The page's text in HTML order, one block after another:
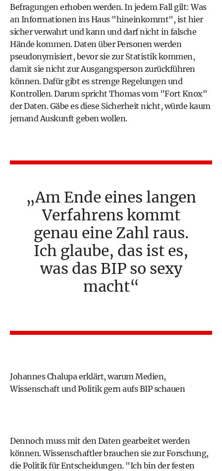
Befragungen erhoben werden. In jedem Fall gilt: Was
an Informationen ins Haus "hineinkommt", ist hier
sicher verwahrt und kann und darf nicht in falsche
Hände kommen. Daten über Personen werden
pseudonymisiert, bevor sie zur Statistik kommen,
damit sie nicht zur Ausgangsperson zurückführen
können. Dafür gibt es strenge Regelungen und
Kontrollen. Darum spricht Thomas vom "Fort Knox"
der Daten. Gäbe es diese Sicherheit nicht, würde kaum
jemand Auskunft geben wollen.
Am Ende eines langen
Verfahrens kommt
genau eine Zahl raus.
Ich glaube, das ist es,
was das BIP so sexy
macht
Johannes Chalupa erklärt, warum Medien,
Wissenschaft und Politik gern aufs BIP schauen
Dennoch muss mit den Daten gearbeitet werden
können. Wissenschaftler brauchen sie zur Forschung,
die Politik für Entscheidungen. "Ich bin der festen